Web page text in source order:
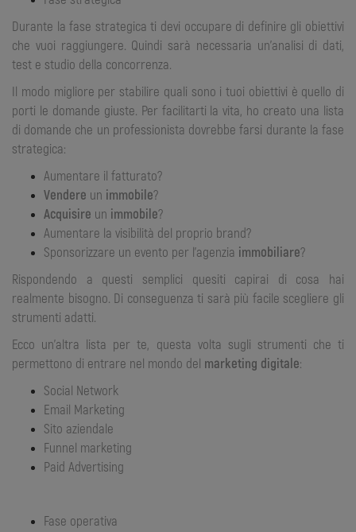
Durante la fase strategica ti devi occupare di definire gli obiettivi
che vuoi raggiungere. Quindi sarà necessaria un’analisi di dati,
test e studio della concorrenza.
Il modo migliore per stabilire quali sono i tuoi obiettivi è quello di
porti le domande giuste. Per facilitarti la vita, ho creato una lista
di domande che un professionista dovrebbe farsi durante la fase
strategica:
Aumentare il fatturato?
Vendere un immobile?
Acquisire un immobile?
Aumentare la visibilità del proprio brand?
Sponsorizzare un evento per l’agenzia immobiliare?
Rispondendo a questi semplici quesiti capirai di cosa hai
realmente bisogno. Di conseguenza ti sarà più facile scegliere gli
strumenti adatti.
Ecco un’altra lista per te, questa volta sugli strumenti che ti
permettono di entrare nel mondo del marketing digitale:
Social Network
Email Marketing
Sito aziendale
Funnel marketing
Paid Advertising
Fase operativa